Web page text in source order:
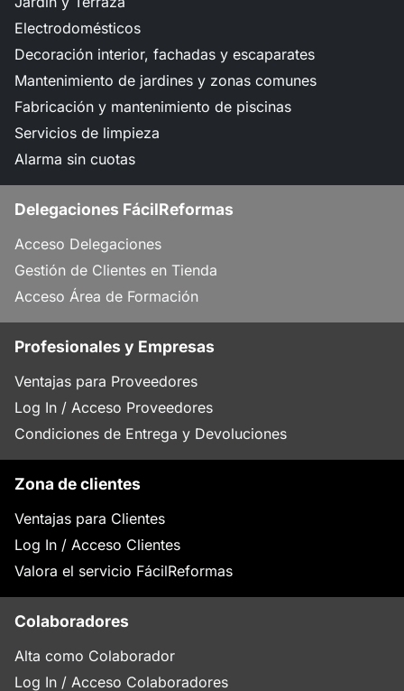
Electrodomésticos
Decoración interior, fachadas y escaparates
Mantenimiento de jardines y zonas comunes
Fabricación y mantenimiento de piscinas
Servicios de limpieza
Alarma sin cuotas
Delegaciones FácilReformas
Acceso Delegaciones
Gestión de Clientes en Tienda
Acceso Área de Formación
Profesionales y Empresas
Ventajas para Proveedores
Log In / Acceso Proveedores
Condiciones de Entrega y Devoluciones
Zona de clientes
Ventajas para Clientes
Log In / Acceso Clientes
Valora el servicio FácilReformas
Colaboradores
Alta como Colaborador
Log In / Acceso Colaboradores